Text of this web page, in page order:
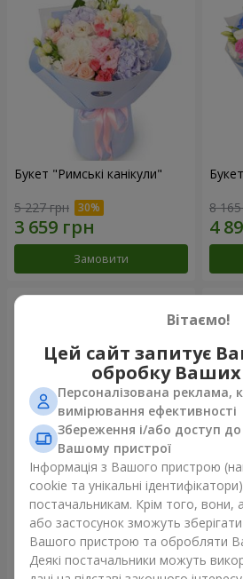
Букет "Римські канікули"
5 227 грн
Замовити
8
101 червона троянда
11 089 грн
Замовити
5 765
Вітаємо!
Цей сайт запитує
обробку
Персоналізована реклама,
вимірювання ефективності
Збереження і/або доступ до
Вашому пристрої
Інформація з Вашого пристрою
cookie та унікальні
постачальникам. Крім того, вони,
або застосунок зможуть
Вашого пристрою та обробляти
Деякі постачальники можуть